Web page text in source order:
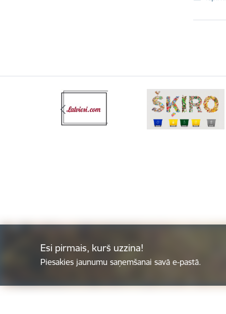
Esi pirmais, kurš uzzina!
Piesakies jaunumu saņemšanai savā e-pastā.